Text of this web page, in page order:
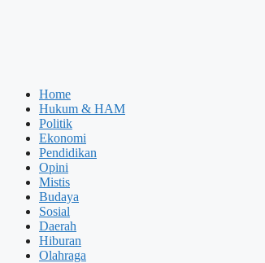
Home
Hukum & HAM
Politik
Ekonomi
Pendidikan
Opini
Mistis
Budaya
Sosial
Daerah
Hiburan
Olahraga